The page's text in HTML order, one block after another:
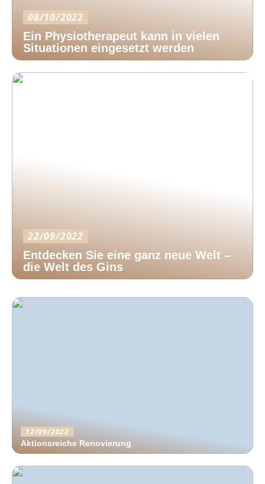
08/10/2022
Ein Physiotherapeut kann in vielen
Situationen eingesetzt werden
22/09/2022
Entdecken Sie eine ganz neue Welt –
die Welt des Gins
12/09/2022
Aktionsreiche Renovierung